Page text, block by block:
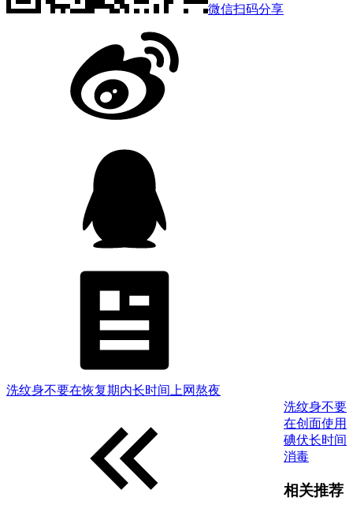
微信扫码分享
洗纹身不要在恢复期内长时间上网熬夜
洗纹身不要
在创面使用
碘伏长时间
消毒
相关推荐